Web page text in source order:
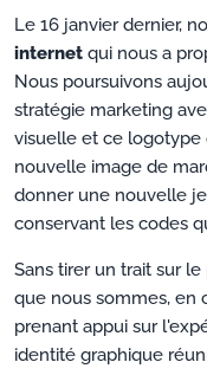
Le 16 janvier dernier,
internet qui nous a
Nous poursuivons
stratégie marketing
visuelle et ce logotype
nouvelle image de
donner une nouvelle
conservant les codes
Sans tirer un trait sur
que nous sommes, en
prenant appui sur
identité graphique